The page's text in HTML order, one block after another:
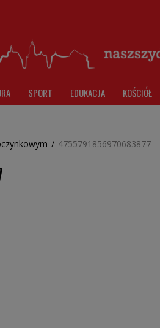
SPORT EDUKACJA KOŚCIÓŁ
/ 4755791856970683877